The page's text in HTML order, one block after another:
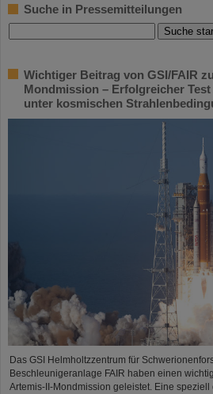
Suche in Pressemitteilungen
Wichtiger Beitrag von GSI/FAIR
Mondmission – Erfolgreicher
unter kosmischen
Das GSI Helmholtzzentrum für
Beschleunigeranlage FAIR haben einen
Artemis-II-Mondmission geleistet. Eine